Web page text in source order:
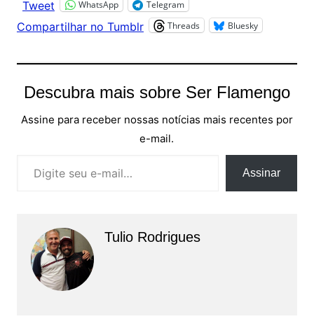
Tweet WhatsApp Telegram
Compartilhar no Tumblr Threads Bluesky
Descubra mais sobre Ser Flamengo
Assine para receber nossas notícias mais recentes por
e-mail.
Assinar
Tulio Rodrigues